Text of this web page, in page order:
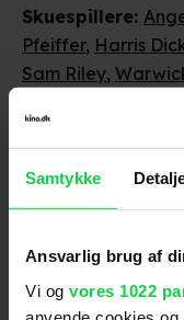
Samtykke
Ansvarlig brug af
Vi og vores 1022
Skuespillere:
Pfeiffer, Harris
Sam Riley,
Aldersmærke
Filmen har i lange
ildevarslende
fortryllelser,